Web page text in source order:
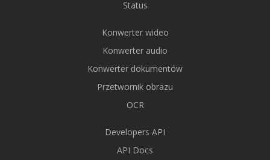
Status
Konwerter wideo
Konwerter audio
Konwerter dokumentów
Przetwornik obrazu
OCR
Developers API
API Docs